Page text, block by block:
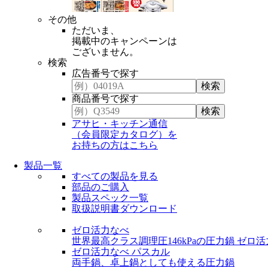
その他
ただいま、
掲載中のキャンペーンは
ございません。
検索
広告番号で探す
商品番号で探す
アサヒ・キッチン通信
（会員限定カタログ）を
お持ちの方はこちら
製品一覧
すべての製品を見る
部品のご購入
製品スペック一覧
取扱説明書ダウンロード
ゼロ活力なべ
世界最高クラス調理圧146kPaの圧力鍋 ゼロ活
ゼロ活力なべ パスカル
両手鍋、卓上鍋としても使える圧力鍋